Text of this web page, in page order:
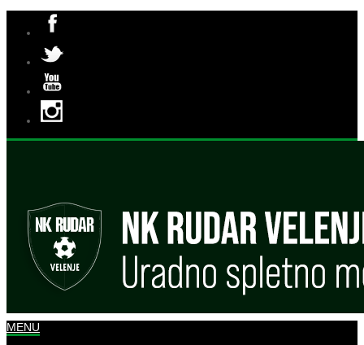
MENU